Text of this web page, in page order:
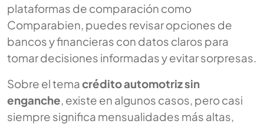
plataformas de comparación como
Comparabien, puedes revisar opciones de
bancos y financieras con datos claros para
tomar decisiones informadas y evitar sorpresas.
Sobre el temacrédito automotriz sin
enganche , existe en algunos casos, pero casi
siempre significa mensualidades más altas,